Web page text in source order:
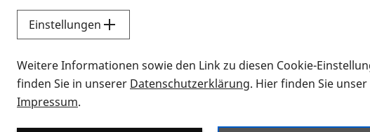
Vorlesen
Alle Infomaterialien in
Sie möchten wissen, wie Sie nach
Einstellungen
Weitere Informationen sowie den Link zu diesen Cookie-
finden Sie in unserer Datenschutzerklärung. Hier finden Sie unser
Impressum.